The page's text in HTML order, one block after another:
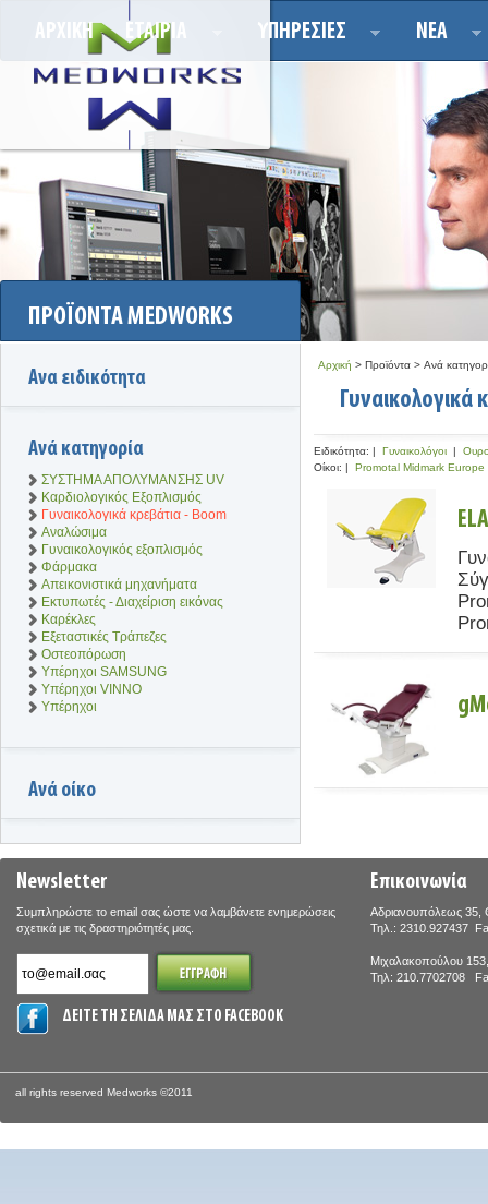
ΑΡΧΙΚΗ ΕΤΑΙΡΙΑ ΥΠΗΡΕΣΙΕΣ ΝΕΑ
ΠΡΟΪΟΝΤΑ MEDWORKS
Ανα ειδικότητα
Ανά κατηγορία
ΣΥΣΤΗΜΑ ΑΠΟΛΥΜΑΝΣΗΣ UV
Καρδιολογικός Εξοπλισμός
Γυναικολογικά κρεβάτια - Boom
Αναλώσιμα
Γυναικολογικός εξοπλισμός
Φάρμακα
Απεικονιστικά μηχανήματα
Εκτυπωτές - Διαχείριση εικόνας
Καρέκλες
Εξεταστικές Τράπεζες
Οστεοπόρωση
Υπέρηχοι SAMSUNG
Υπέρηχοι VINNO
Υπέρηχοι
Ανά οίκο
Αρχική > Προϊόντα > Ανά
Γυναικολογικά
Ειδικότητα: | Γυναικολόγοι |
Οίκοι: | Promotal Midmark Europe
Newsletter
Συμπληρώστε το email σας ώστε να λαμβάνετε ενημερώσεις
σχετικά με τις δραστηριότητές μας.
ΔΕΙΤΕ ΤΗ ΣΕΛΙΔΑ ΜΑΣ ΣΤΟ FACEBOOK
Επικοινωνία
Αδριανουπόλεως 35,
Τηλ.: 2310.927437
Μιχαλακοπούλου
Τηλ: 210.7702708
all rights reserved Medworks ©2011